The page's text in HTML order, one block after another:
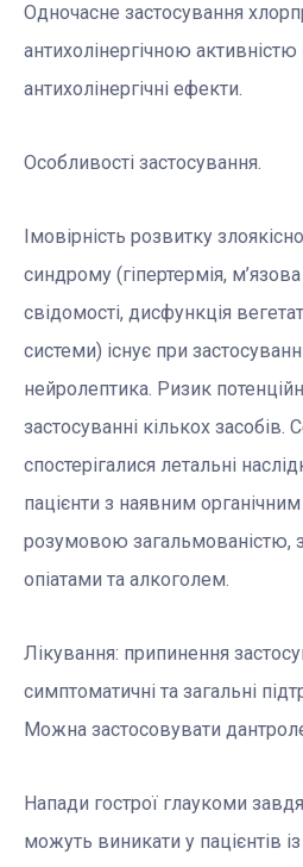
Одночасне застосування
антихолінергічною
антихолінергічні ефекти.
Особливості застосування.
Імовірність розвитку
синдрому (гіпертермія,
свідомості, дисфункція
системи) існує при
нейролептика. Ризик
застосуванні кількох засобів.
спостерігалися летальні
пацієнти з наявним
розумовою загальмованістю,
опіатами та алкоголем.
Лікування: припинення
симптоматичні та загальні
Можна застосовувати
Напади гострої глаукоми
можуть виникати у пацієнтів